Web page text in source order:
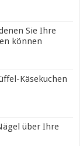
Sie Ihre
können
Käsekuchen
über Ihre